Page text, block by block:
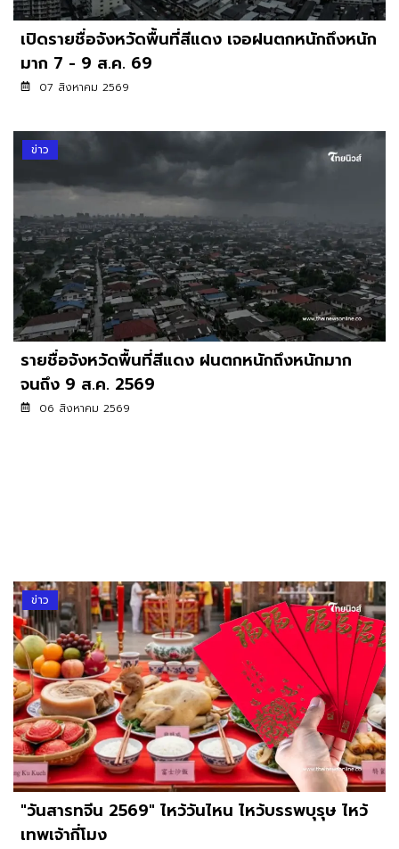
เปิดรายชื่อจังหวัดพื้นที่สีแดง เจอฝนตกหนักถึงหนัก
มาก 7 - 9 ส.ค. 69
07 สิงหาคม 2569
ข่าว
รายชื่อจังหวัดพื้นที่สีแดง ฝนตกหนักถึงหนักมาก
จนถึง 9 ส.ค. 2569
06 สิงหาคม 2569
ข่าว
"วันสารทจีน 2569" ไหว้วันไหน ไหว้บรรพบุรุษ ไหว้
เทพเจ้ากี่โมง